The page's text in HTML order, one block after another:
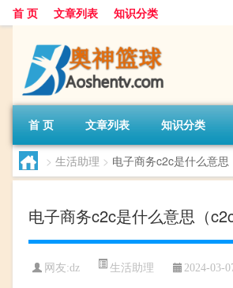
首 页 文章列表 知识分类
首 页 文章列表 知识分类
> 生活助理 > 电子商务c2c是什么意思
电子商务c2c是什么意思（
网友:dz 生活助理 2024-03-